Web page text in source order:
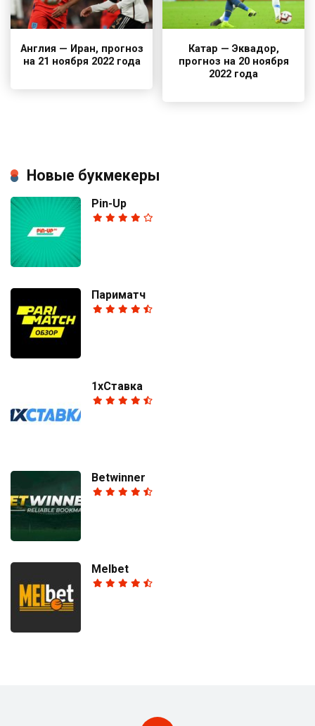
Англия — Иран, прогноз
на 21 ноября 2022 года
Катар — Эквадор,
прогноз на 20 ноября
2022 года
Новые букмекеры
Pin-Up
Париматч
1хСтавка
Betwinner
Melbet